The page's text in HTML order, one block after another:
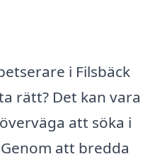
i Filsbäck
rätt? Det kan vara
att söka i
att bredda